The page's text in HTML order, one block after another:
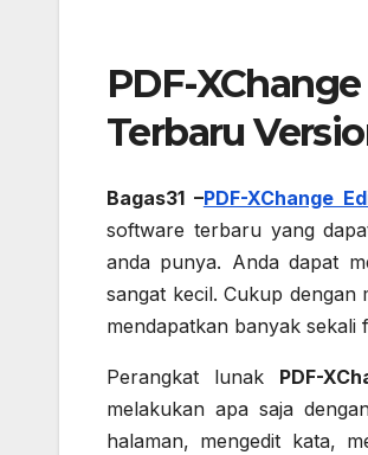
PDF-
Terbaru
Bagas31 –PDF-XChange
software terbaru yang
anda punya. Anda dapat
sangat kecil. Cukup dengan
mendapatkan banyak
Perangkat lunak PDF-
melakukan apa saja
halaman, mengedit kata,